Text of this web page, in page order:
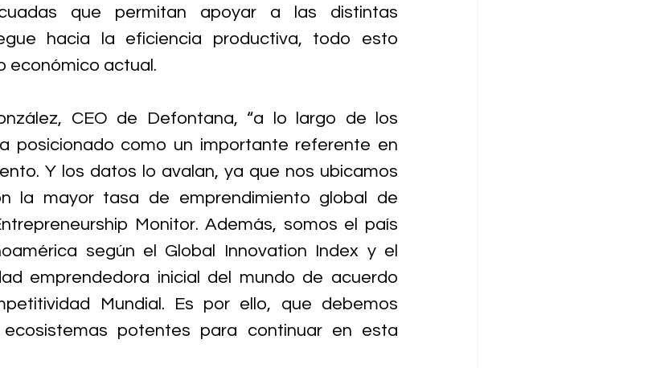
que permitan apoyar a las distintas
hacia la eficiencia productiva, todo esto
económico actual.
CEO de Defontana, “a lo largo de los
posicionado como un importante referente en
Y los datos lo avalan, ya que nos ubicamos
la mayor tasa de emprendimiento global de
Monitor. Además, somos el país
según el Global Innovation Index y el
emprendedora inicial del mundo de acuerdo
Mundial. Es por ello, que debemos
potentes para continuar en esta